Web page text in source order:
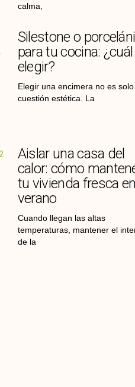
calma,
Silestone o
para tu cocina: ¿cuál
elegir?
Elegir una encimera no es
cuestión estética. La
Aislar una casa del
calor: cómo
tu vivienda fresca en
verano
Cuando llegan las altas
temperaturas, mantener el
de la